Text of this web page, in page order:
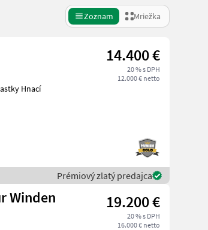
Zoznam Mriežka
14.400 €
20 % s DPH
12.000 € netto
Prémiový zlatý predajca
Winden
19.200 €
20 % s DPH
16.000 € netto